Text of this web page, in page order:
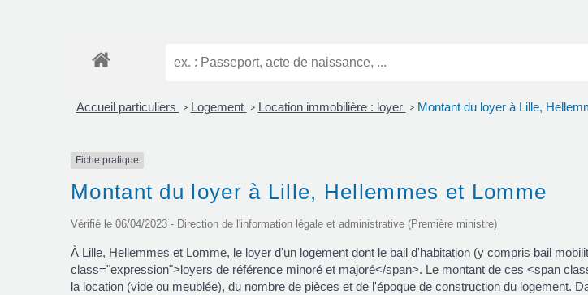
Accueil particuliers > Logement > Location immobilière : loyer > Montant du loyer à Lille,
Fiche pratique
Montant du loyer à Lille, Hellemmes et Lomme
Vérifié le 06/04/2023 - Direction de l'information légale et administrative (Première ministre)
À Lille, Hellemmes et Lomme, le loyer d'un logement dont le bail d'habitation (y compris bail
class="expression">loyers de référence minoré et majoré</span>. Le montant de ces <span
la location (vide ou meublée), du nombre de pièces et de l'époque de construction du